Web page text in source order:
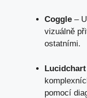
Coggle –
vizuálně
ostatními.
Lucidchart
pomocí